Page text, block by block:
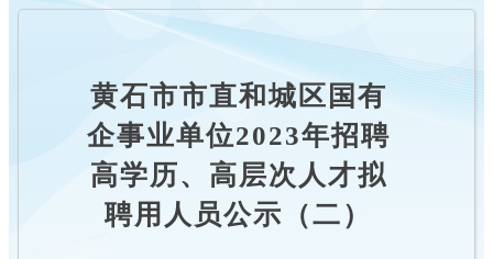
黄石市市直和城区国有
企事业单位2023年招聘
高学历、高层次人才拟
聘用人员公示（二）